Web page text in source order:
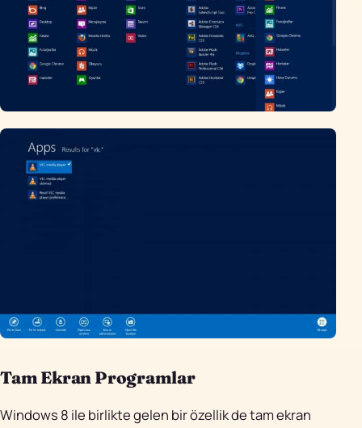
Tam Ekran Programlar
Windows 8 ile birlikte gelen bir özellik de tam ekran